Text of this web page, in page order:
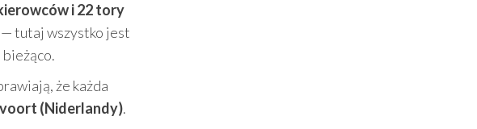
i 22 tory
— tutaj wszystko jest
bieżąco.
że każda
(Niderlandy).